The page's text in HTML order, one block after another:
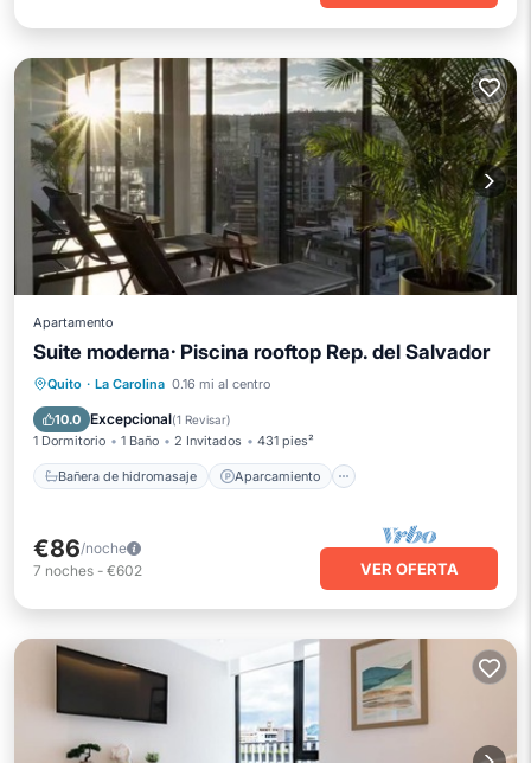
Apartamento
Suite moderna· Piscina rooftop Rep. del Salvador
Quito · La Carolina 0.16 mi al centro
10.0 Excepcional(1 Revisar)
1 Dormitorio 1 Baño 2 Invitados 431 pies²
Bañera de hidromasaje Aparcamiento
Bañera de hidromasaje
Piscina
Balcón/Terraza
€86/noche
7 noches - €602 VER OFERTA